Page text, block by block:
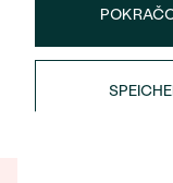
FARBE:
Trusted shop